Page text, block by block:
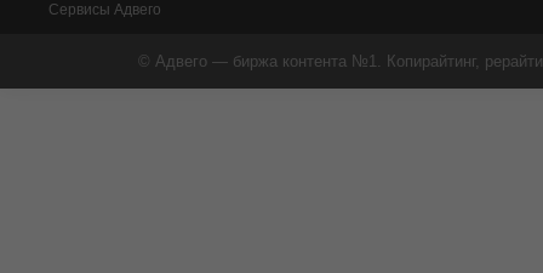
Сервисы Адвего
© Адвего — биржа контента №1. Копирайтинг,